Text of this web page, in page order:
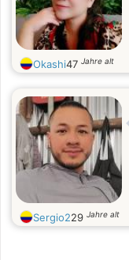
Okashi47 Jahre alt
Sergio229 Jahre alt